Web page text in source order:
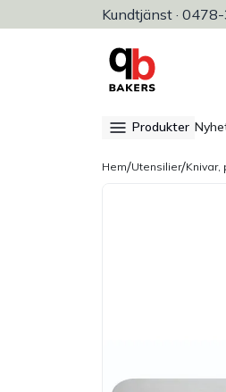
Kundtjänst ·Allt för
Produkter
Hem/Utensilier/Knivar,